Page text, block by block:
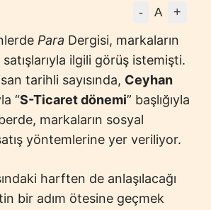
- A +
Para Dergisi, markaların
ilgili görüş istemişti.
tarihli sayısında, Ceyhan
“S-Ticaret dönemi” başlığıyla
markaların sosyal
yöntemlerine yer veriliyor.
harften de anlaşılacağı
bir adım ötesine geçmek